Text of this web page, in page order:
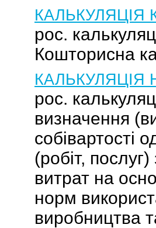
рос.
Кошторисна
рос.
визначення
собівартості
(робіт,
витрат на
норм
виробництва